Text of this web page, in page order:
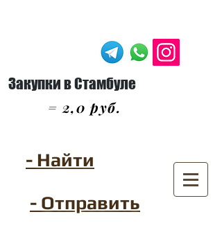
Закупки в Стамбуле
= 2,0 руб.
- Найти
- Отправить